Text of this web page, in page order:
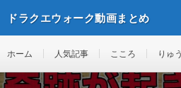
ドラクエウォーク動画まとめ
ホーム 人気記事 こころ りゅ